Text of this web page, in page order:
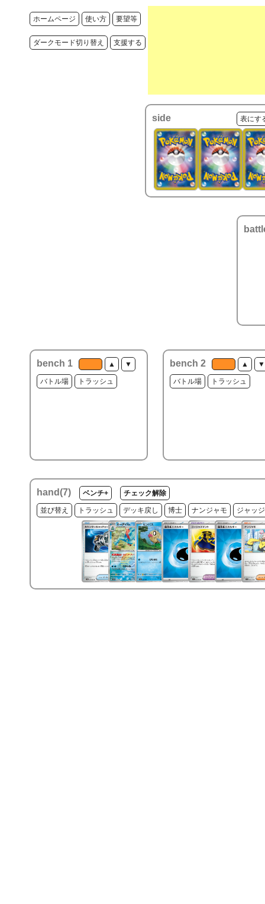
ホームページ 使い方 要望等
ダークモード切り替え 支援する
side 表にす
bench 1 ▲ ▼
バトル場 トラッシュ
bench 2 ▲ ▼
バトル場 トラッシュ
hand(7) ベンチ+ チェック解除
並び替え トラッシュ デッキ戻し 博士 ナンジャモ ジャッ